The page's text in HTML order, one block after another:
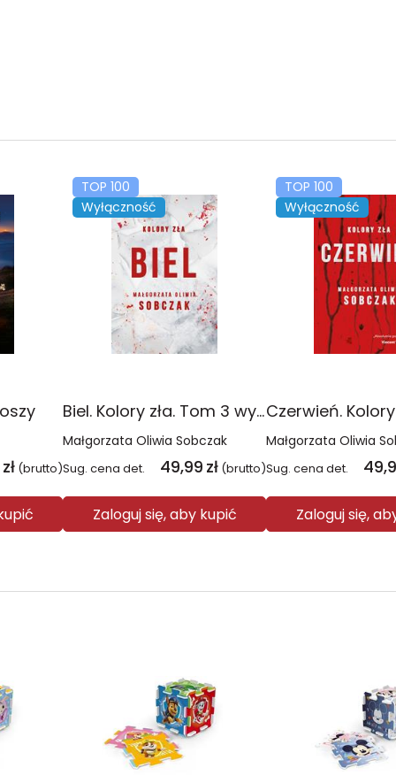
zł (brutto)
TOP 100
Wyłączność
Biel. Kolory zła. Tom 3 wyd. 2025
Małgorzata Oliwia Sobczak
Sug. cena det. 49,99 zł (brutto)
Zaloguj się, aby kupić
TOP 100
Wyłączność
Małgorzata Oliwia
Sug. cena det.
Zaloguj się,